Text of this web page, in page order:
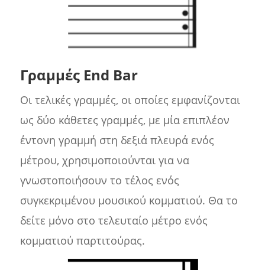
Γραμμές End Bar
Οι τελικές γραμμές, οι οποίες εμφανίζονται
ως δύο κάθετες γραμμές, με μία επιπλέον
έντονη γραμμή στη δεξιά πλευρά ενός
μέτρου, χρησιμοποιούνται για να
γνωστοποιήσουν το τέλος ενός
συγκεκριμένου μουσικού κομματιού. Θα το
δείτε μόνο στο τελευταίο μέτρο ενός
κομματιού παρτιτούρας.